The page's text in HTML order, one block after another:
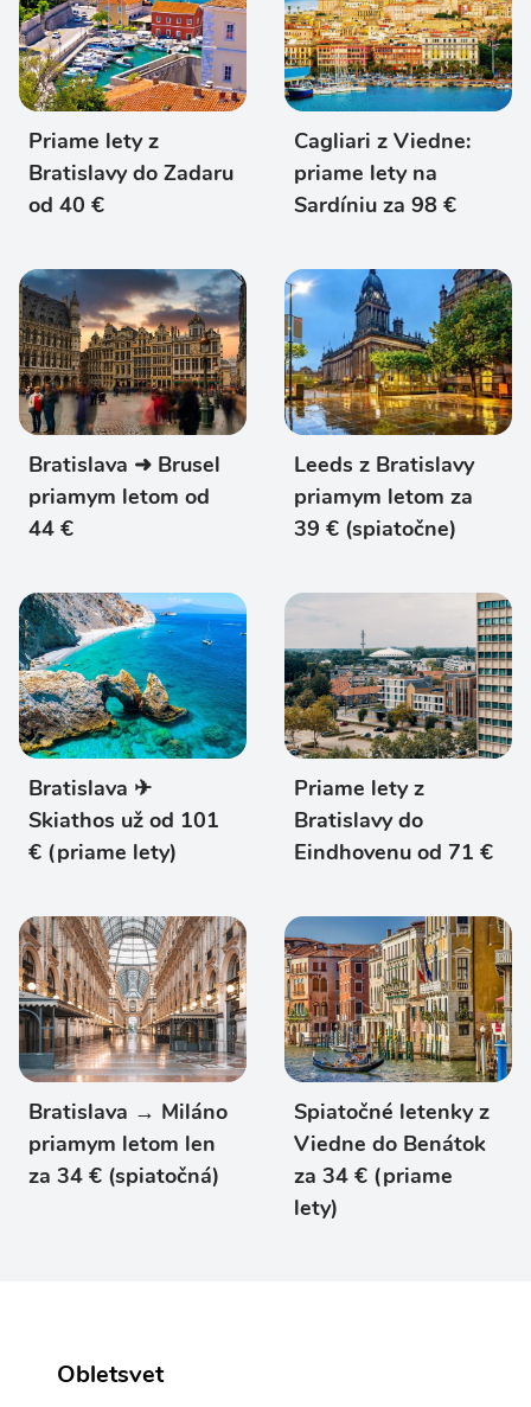
Priame lety z
Bratislavy do Zadaru
od 40 €
Cagliari z Viedne:
priame lety na
Sardíniu za 98 €
Bratislava ➜ Brusel
priamym letom od
44 €
Leeds z Bratislavy
priamym letom za
39 € (spiatočne)
Bratislava ✈
Skiathos už od 101
€ (priame lety)
Priame lety z
Bratislavy do
Eindhovenu od 71 €
Bratislava → Miláno
priamym letom len
za 34 € (spiatočná)
Spiatočné letenky z
Viedne do Benátok
za 34 € (priame
lety)
Obletsvet